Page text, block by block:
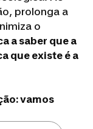
prolonga a
o
a saber que a
que existe é a
vamos